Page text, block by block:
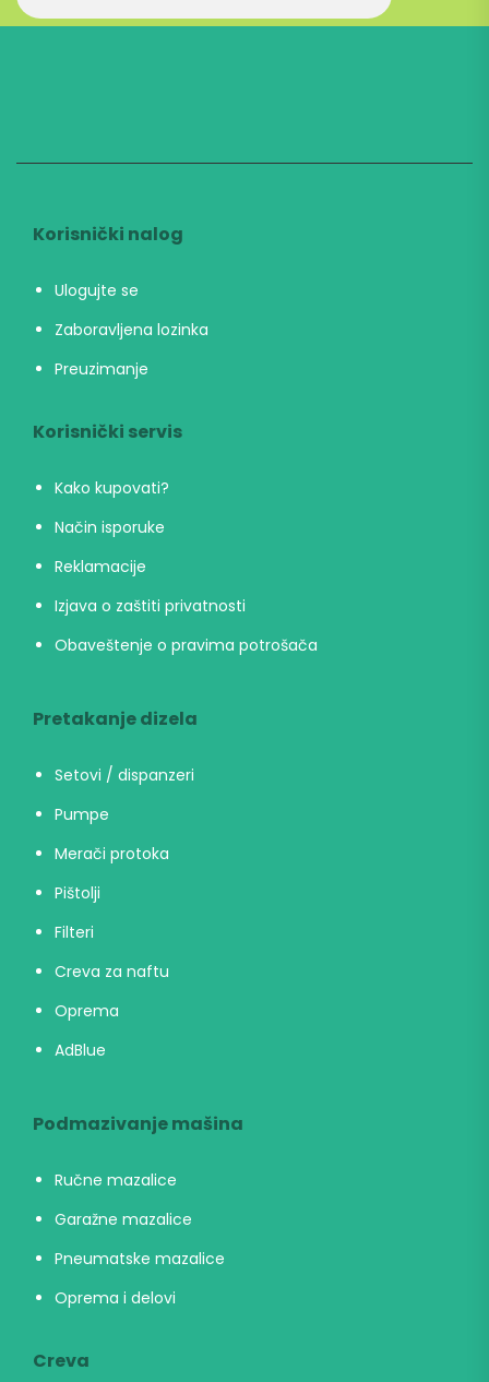
Korisnički nalog
Ulogujte se
Zaboravljena lozinka
Preuzimanje
Korisnički servis
Kako kupovati?
Način isporuke
Reklamacije
Izjava o zaštiti privatnosti
Obaveštenje o pravima potrošača
Pretakanje dizela
Setovi / dispanzeri
Pumpe
Merači protoka
Pištolji
Filteri
Creva za naftu
Oprema
AdBlue
Podmazivanje mašina
Ručne mazalice
Garažne mazalice
Pneumatske mazalice
Oprema i delovi
Creva